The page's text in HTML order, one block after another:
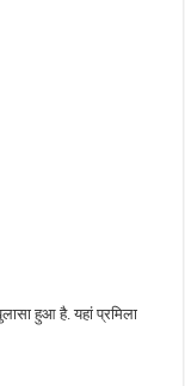
हुआ है. यहां प्रमिला